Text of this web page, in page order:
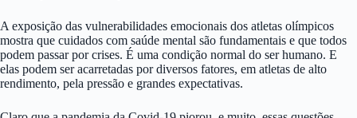
A exposição das vulnerabilidades emocionais dos atletas olímpicos
mostra que cuidados com saúde mental são fundamentais e que todos
podem passar por crises. É uma condição normal do ser humano. E
elas podem ser acarretadas por diversos fatores, em atletas de alto
rendimento, pela pressão e grandes expectativas.